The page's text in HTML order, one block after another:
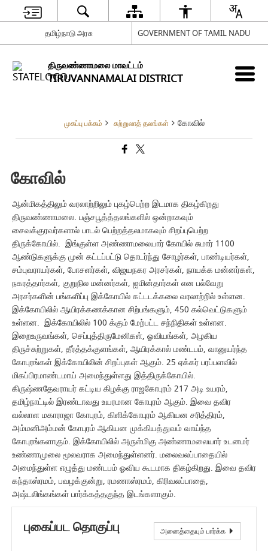
தமிழ்நாடு அரசு GOVERNMENT OF TAMIL NADU
திருவண்ணாமலை மாவட்டம்
TIRUVANNAMALAI DISTRICT
முகப்பு பக்கம் சுற்றுலாத் தலங்கள் கோவில்
கோவில்
ஆன்மிகத்திலும் வரலாற்றிலும் புகழ்பெற்ற இடமாக திகழ்கிறது
திருவண்ணாமலை. பஞ்சபூத்த்தலங்களில் ஒன்றாகவும்
சைவக்குரவர்களால் பாடல் பெற்றத்தலமாகவும் சிறப்புபெற்ற
திருக்கோயில். இங்குள்ள அண்ணாமலையார் கோயில் சுமார் 1100
ஆண்டுகளுக்கு முன் கட்டப்பட்டு தொடர்ந்து சோழர்கள், பாண்டியர்கள்,
சம்புவராயர்கள், போசளர்கள், விஜயநகர அரசர்கள், நாயக்க மன்னர்கள்,
நகரத்தார்கள், குறுநில மன்னர்கள், ஐமின்தார்கள் என பல்வேறு
அரசர்களின் பங்களிப்பு இக்கோயில் கட்டடக்கலை வரலாற்றில் உள்ளன.
இக்கோயிலில் ஆயிரக்கணக்கான சிற்பங்களும், 450 கல்வெட்டுகளும்
உள்ளன. இக்கோயிலில் 100 க்கும் மேற்பட்ட சந்நிதிகள் உள்ளன.
இறைஉருவங்கள், செப்புத்திருமேனிகள், ஓவியங்கள், அழகிய
திருச்சுற்றுகள், தீர்த்தக்குளங்கள், ஆயிரக்கால் மண்டபம், வானுயர்ந்த
கோபுரங்கள் இக்கோயிலின் சிறப்புகள் ஆகும். 25 ஏக்கர் பரப்பளவில்
மிகப்பிரமாண்டமாய் அமைந்துள்ளது இத்திருக்கோயில்.
கிருஷ்ணதேவராயர் கட்டிய கிழக்கு ராஜகோபுரம் 217 அடி உயரம்,
தமிழ்நாட்டில் இரண்டாவது உயரமான கோபுரம் ஆகும். இவை தவிர
வல்லாள மகாராஜா கோபுரம், கிளிக்கோபுரம் ஆகியன சரித்திரம்,
அம்மனிஅம்மன் கோபுரம் ஆகியன முக்கியத்துவம் வாய்ந்த
கோபுரங்களாகும். இக்கோயிலில் அருள்மிகு அண்ணாமலையார் உடனமர்
உண்ணாமுலை மூலவராக அமைந்துள்ளனர். மலைவலப்பாதையில்
அமைந்துள்ள எழுத்து மண்டபம் ஓவிய கூடமாக திகழ்கிறது. இவை தவிர
கந்தாஸ்ரமம், பவழக்குன்று, ரமணாஸ்ரமம், கிரிவலப்பாதை,
அஷ்டலிங்கங்கள் பார்க்கத்தகுந்த இடங்களாகும்.
புகைப்பட தொகுப்பு அனைத்தையும் பார்க்க
கோவில் மற்றும் மலை காட்சி